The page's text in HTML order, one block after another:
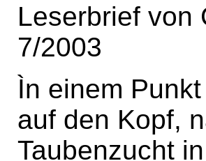
Leserbrief von
7/2003
Ìn einem
auf den Kopf,
Taubenzucht